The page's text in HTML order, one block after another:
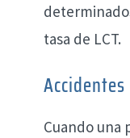
tasa de LCT.
Cuando una